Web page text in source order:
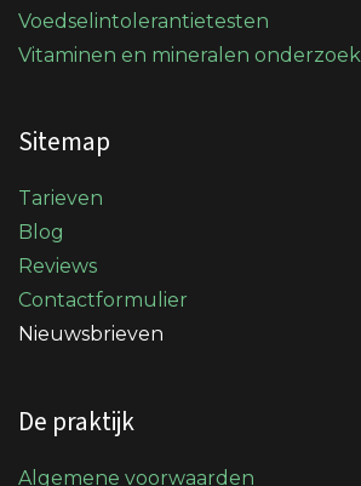
Voedselintolerantietesten
Vitaminen en mineralen onderzoek
Sitemap
Tarieven
Blog
Reviews
Contactformulier
Nieuwsbrieven
De praktijk
Algemene voorwaarden